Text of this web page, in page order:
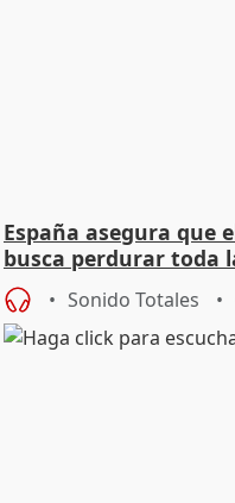
España asegura que
busca perdurar toda
Sonido Totales